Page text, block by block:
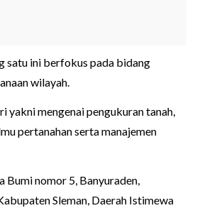
satu ini berfokus pada bidang
wilayah.
yakni mengenai pengukuran tanah,
pertanahan serta manajemen
Bumi nomor 5, Banyuraden,
Sleman, Daerah Istimewa